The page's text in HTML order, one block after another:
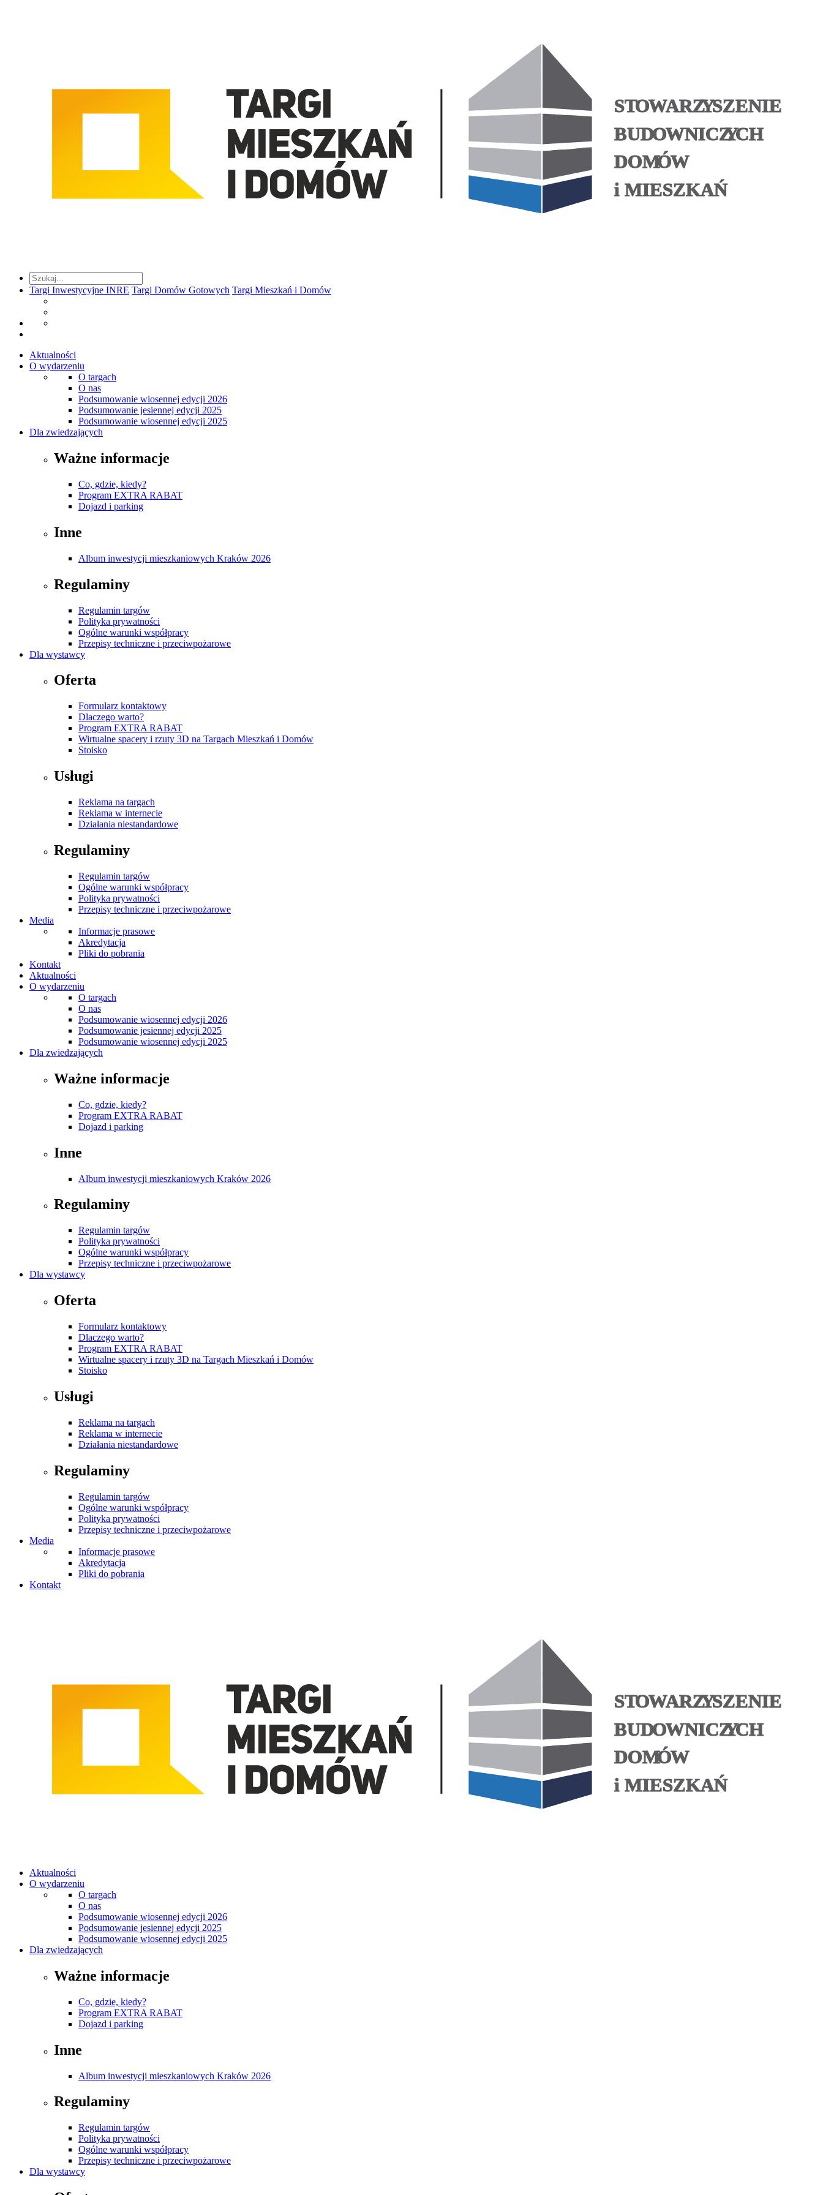
Targi Inwestycyjne INRE Targi Domów Gotowych Targi Mieszkań i Domów
Aktualności
O wydarzeniu
O targach
O nas
Podsumowanie wiosennej edycji 2026
Podsumowanie jesiennej edycji 2025
Podsumowanie wiosennej edycji 2025
Dla zwiedzających
Ważne informacje
Co, gdzie, kiedy?
Program EXTRA RABAT
Dojazd i parking
Inne
Album inwestycji mieszkaniowych Kraków 2026
Regulaminy
Regulamin targów
Polityka prywatności
Ogólne warunki współpracy
Przepisy techniczne i przeciwpożarowe
Dla wystawcy
Oferta
Formularz kontaktowy
Dlaczego warto?
Program EXTRA RABAT
Wirtualne spacery i rzuty 3D na Targach Mieszkań i Domów
Stoisko
Usługi
Reklama na targach
Reklama w internecie
Działania niestandardowe
Regulaminy
Regulamin targów
Ogólne warunki współpracy
Polityka prywatności
Przepisy techniczne i przeciwpożarowe
Media
Informacje prasowe
Akredytacja
Pliki do pobrania
Kontakt
Aktualności
O wydarzeniu
O targach
O nas
Podsumowanie wiosennej edycji 2026
Podsumowanie jesiennej edycji 2025
Podsumowanie wiosennej edycji 2025
Dla zwiedzających
Ważne informacje
Co, gdzie, kiedy?
Program EXTRA RABAT
Dojazd i parking
Inne
Album inwestycji mieszkaniowych Kraków 2026
Regulaminy
Regulamin targów
Polityka prywatności
Ogólne warunki współpracy
Przepisy techniczne i przeciwpożarowe
Dla wystawcy
Oferta
Formularz kontaktowy
Dlaczego warto?
Program EXTRA RABAT
Wirtualne spacery i rzuty 3D na Targach Mieszkań i Domów
Stoisko
Usługi
Reklama na targach
Reklama w internecie
Działania niestandardowe
Regulaminy
Regulamin targów
Ogólne warunki współpracy
Polityka prywatności
Przepisy techniczne i przeciwpożarowe
Media
Informacje prasowe
Akredytacja
Pliki do pobrania
Kontakt
Aktualności
O wydarzeniu
O targach
O nas
Podsumowanie wiosennej edycji 2026
Podsumowanie jesiennej edycji 2025
Podsumowanie wiosennej edycji 2025
Dla zwiedzających
Ważne informacje
Co, gdzie, kiedy?
Program EXTRA RABAT
Dojazd i parking
Inne
Album inwestycji mieszkaniowych Kraków 2026
Regulaminy
Regulamin targów
Polityka prywatności
Ogólne warunki współpracy
Przepisy techniczne i przeciwpożarowe
Dla wystawcy